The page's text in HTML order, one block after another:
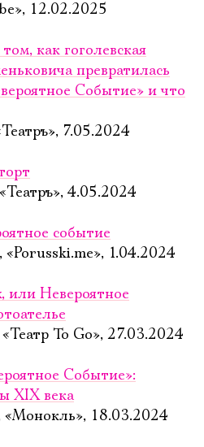
12.02.2025
как гоголевская
превратилась
Событие» и что
7.05.2024
4.05.2024
событие
«Porusski.me», 1.04.2024
Невероятное
To Go», 27.03.2024
Событие»:
XIX века
«Монокль», 18.03.2024